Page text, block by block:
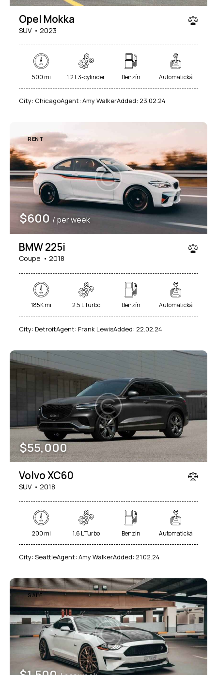
Produced Price
Climate control (12)
Heated seats (14)
Keyless entry (13)
Leather seats (14)
Navigation system (17)
Power windows (10)
Winter tires (6)
Opel Mokka
SUV 2023
500 mi 1.2 L 3-cylinder Benzín Automatická
City: ChicagoAgent: Amy WalkerAdded: 23.02.24
RENT
$600 / per week
BMW 225i
Coupe 2018
185K mi 2.5 L Turbo Benzín Automatická
City: DetroitAgent: Frank LewisAdded: 22.02.24
$55,000
Volvo XC60
SUV 2018
200 mi 1.6 L Turbo Benzín Automatická
City: SeattleAgent: Amy WalkerAdded: 21.02.24
SALE